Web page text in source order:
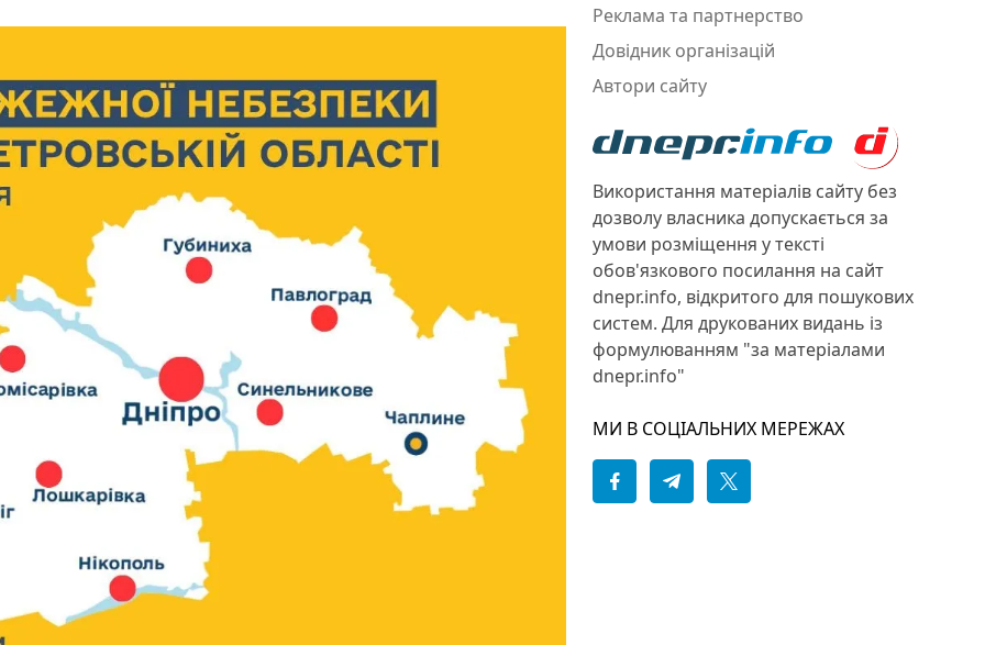
Реклама та партнерство
Довідник організацій
Автори сайту
Використання матеріалів сайту без
дозволу власника допускається за
умови розміщення у тексті
обов'язкового посилання на сайт
dnepr.info, відкритого для пошукових
систем. Для друкованих видань із
формулюванням "за матеріалами
dnepr.info"
МИ В СОЦІАЛЬНИХ МЕРЕЖАХ